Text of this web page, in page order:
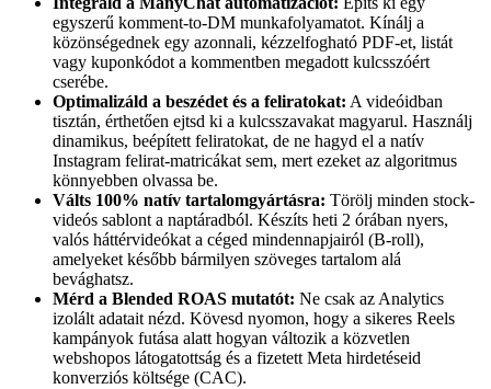
egyszerű komment-to-DM munkafolyamatot. Kínálj a
közönségednek egy azonnali, kézzelfogható PDF-et, listát
vagy kuponkódot a kommentben megadott kulcsszóért
cserébe.
Optimalizáld a beszédet és a feliratokat: A videóidban
tisztán, érthetően ejtsd ki a kulcsszavakat magyarul. Használj
dinamikus, beépített feliratokat, de ne hagyd el a natív
Instagram felirat-matricákat sem, mert ezeket az algoritmus
könnyebben olvassa be.
Válts 100% natív tartalomgyártásra: Törölj minden stock-
videós sablont a naptáradból. Készíts heti 2 órában nyers,
valós háttérvideókat a céged mindennapjairól (B-roll),
amelyeket később bármilyen szöveges tartalom alá
bevághatsz.
Mérd a Blended ROAS mutatót: Ne csak az Analytics
izolált adatait nézd. Kövesd nyomon, hogy a sikeres Reels
kampányok futása alatt hogyan változik a közvetlen
webshopos látogatottság és a fizetett Meta hirdetéseid
konverziós költsége (CAC).